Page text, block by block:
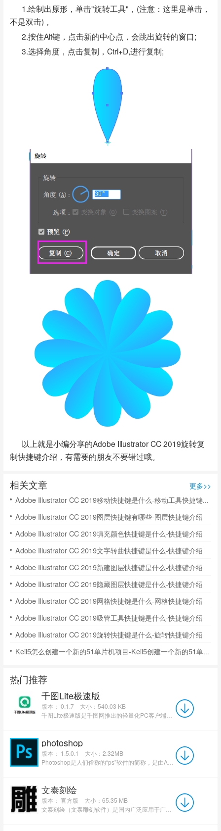
1.绘制出原形，单击"旋转工具"，(注意：这里是单击，
不是双击)，
2.按住Alt键，点击新的中心点，会跳出旋转的窗口;
3.选择角度，点击复制，Ctrl+D,进行复制;
以上就是小编分享的Adobe Illustrator CC 2019旋转复
制快捷键介绍，有需要的朋友不要错过哦。
相关文章 更多>>
Adobe Illustrator CC 2019移动快捷键是什么-移动工具快捷键介绍
Adobe Illustrator CC 2019图层快捷键有哪些-图层快捷键介绍
Adobe Illustrator CC 2019填充颜色快捷键是什么-快捷键介绍
Adobe Illustrator CC 2019文字转曲快捷键是什么-快捷键介绍
Adobe Illustrator CC 2019新建图层快捷键是什么-快捷键介绍
Adobe Illustrator CC 2019隐藏图层快捷键是什么-快捷键介绍
Adobe Illustrator CC 2019网格快捷键是什么-网格快捷键介绍
Adobe Illustrator CC 2019吸管工具快捷键是什么-快捷键介绍
Adobe Illustrator CC 2019旋转快捷键是什么-旋转快捷键介绍
Keil5怎么创建一个新的51单片机项目-Keil5创建一个新的51单片机项目的方法
热门推荐
千图Lite极速版
版本： 0.1.7
大小：540.03 KB
photoshop
版本： 1.5.0.1
大小：2.32MB
Photoshop是人们俗称的“ps”软件的简称，是由Adobe公司开发和发行的功能十分强大的图像处理软件。Photosho...
文泰刻绘
版本： 官方版
大小：65.35 MB
文泰刻绘（文泰雕刻软件）是国内广泛应用于广告制作、标识标牌及工艺礼品行业的专业矢量图形设计与雕刻输出软...